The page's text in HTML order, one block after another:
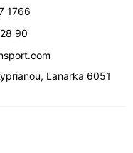
1766
90
, Lanarka 6051